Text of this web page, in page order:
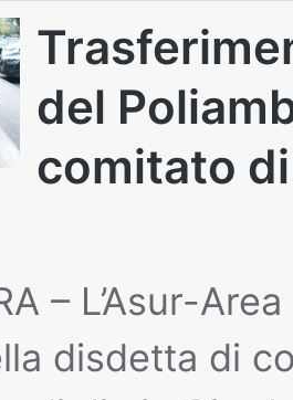
del
comitato
– L’Asur-
disdetta di